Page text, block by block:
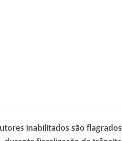
inabilitados são flagrados